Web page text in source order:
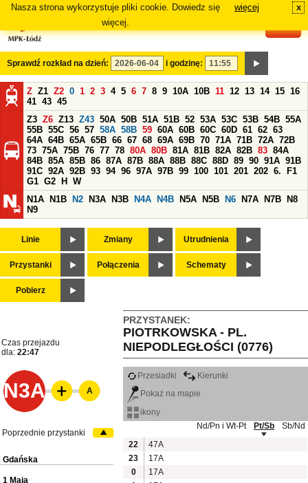
Nasza strona wykorzystuje pliki cookie. Dowiedz się
więcej.
więcej x
Sprawdź rozkład na dzień: i godzinę:
Z Z1 Z2 0 1 2 3 4 5 6 7 8 9 10A 10B 11 12 13 14 15 16
41 43 45
Z3 Z6 Z13 Z43 50A 50B 51A 51B 52 53A 53C 53B 54B 55A
55B 55C 56 57 58A 58B 59 60A 60B 60C 60D 61 62 63
64A 64B 65A 65B 66 67 68 69A 69B 70 71A 71B 72A 72B
73 75A 75B 76 77 78 80A 80B 81A 81B 82A 82B 83 84A
84B 85A 85B 86 87A 87B 88A 88B 88C 88D 89 90 91A 91B
91C 92A 92B 93 94 96 97A 97B 99 100 101 201 202 6.
F1
G1 G2 H
W
N1A
N1B N2 N3A N3B N4A N4B N5A N5B N6 N7A N7B
N8
N9
Linie Zmiany Utrudnienia
Przystanki Połączenia Schematy
Pobierz
PRZYSTANEK:
PIOTRKOWSKA - PL.
NIEPODLEGŁOŚCI (0776)
Czas przejazdu
dla: 22:47
N3A
Przesiadki
Kierunki
Pokaż na mapie
ikony
Nd/Pn i Wt-Pt
Pt/Sb
Sb/Nd
22
47A
23
17A
0
17A
A
Poprzednie przystanki
Gdańska
1 Maja